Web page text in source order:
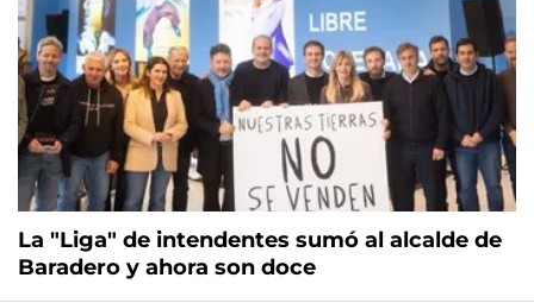
La "Liga" de intendentes sumó al alcalde de
Baradero y ahora son doce